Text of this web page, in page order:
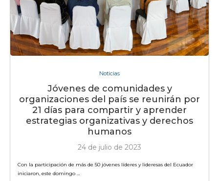
Noticias
Jóvenes de comunidades y
organizaciones del país se reunirán por
21 días para compartir y aprender
estrategias organizativas y derechos
humanos
24 de julio de 2023
Con la participación de más de 50 jóvenes líderes y lideresas del Ecuador
iniciaron, este domingo …